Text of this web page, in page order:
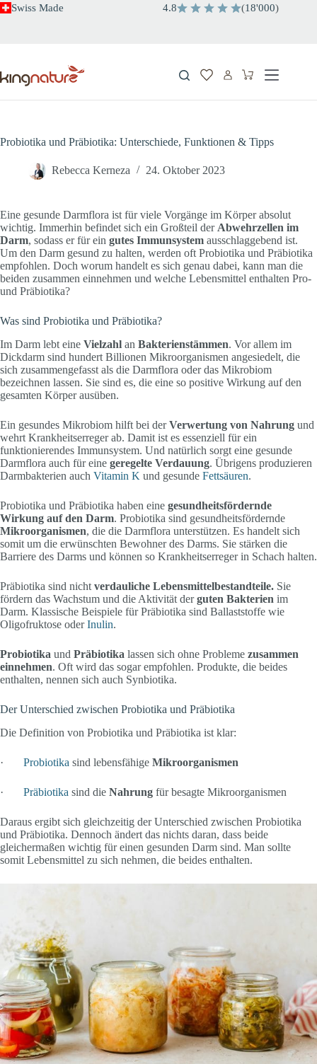
ZumSwiss Made 4.8 (18'000)
Warenkorb
Probiotika und Präbiotika: Unterschiede, Funktionen & Tipps
Rebecca Kerneza 24. Oktober 2023
Eine gesunde Darmflora ist für viele Vorgänge im Körper absolut
wichtig. Immerhin befindet sich ein Großteil der Abwehrzellen im
Darm, sodass er für ein gutes Immunsystem ausschlaggebend ist.
Um den Darm gesund zu halten, werden oft Probiotika und Präbiotika
empfohlen. Doch worum handelt es sich genau dabei, kann man die
beiden zusammen einnehmen und welche Lebensmittel enthalten Pro-
und Präbiotika?
Was sind Probiotika und Präbiotika?
Im Darm lebt eine Vielzahl an Bakterienstämmen. Vor allem im
Dickdarm sind hundert Billionen Mikroorganismen angesiedelt, die
sich zusammengefasst als die Darmflora oder das Mikrobiom
bezeichnen lassen. Sie sind es, die eine so positive Wirkung auf den
gesamten Körper ausüben.
Ein gesundes Mikrobiom hilft bei derVerwertung von Nahrung und
wehrt Krankheitserreger ab. Damit ist es essenziell für ein
funktionierendes Immunsystem. Und natürlich sorgt eine gesunde
Darmflora auch für eine geregelte Verdauung. Übrigens produzieren
Darmbakterien auch Vitamin K und gesunde Fettsäuren.
Probiotika und Präbiotika haben eine gesundheitsfördernde
Wirkung auf den Darm. Probiotika sind gesundheitsfördernde
Mikroorganismen, die die Darmflora unterstützen. Es handelt sich
somit um die erwünschten Bewohner des Darms. Sie stärken die
Barriere des Darms und können so Krankheitserreger in Schach halten.
Präbiotika sind nicht verdauliche Lebensmittelbestandteile. Sie
fördern das Wachstum und die Aktivität derguten Bakterien im
Darm. Klassische Beispiele für Präbiotika sind Ballaststoffe wie
Oligofruktose oderInulin.
Probiotika und Präbiotika lassen sich ohne Probleme zusammen
einnehmen. Oft wird das sogar empfohlen. Produkte, die beides
enthalten, nennen sich auch Synbiotika.
Der Unterschied zwischen Probiotika und Präbiotika
Die Definition von Probiotika und Präbiotika ist klar:
· Probiotika sind lebensfähige Mikroorganismen
· Präbiotika sind die Nahrung für besagte Mikroorganismen
Daraus ergibt sich gleichzeitig der Unterschied zwischen Probiotika
und Präbiotika. Dennoch ändert das nichts daran, dass beide
gleichermaßen wichtig für einen gesunden Darm sind. Man sollte
somit Lebensmittel zu sich nehmen, die beides enthalten.